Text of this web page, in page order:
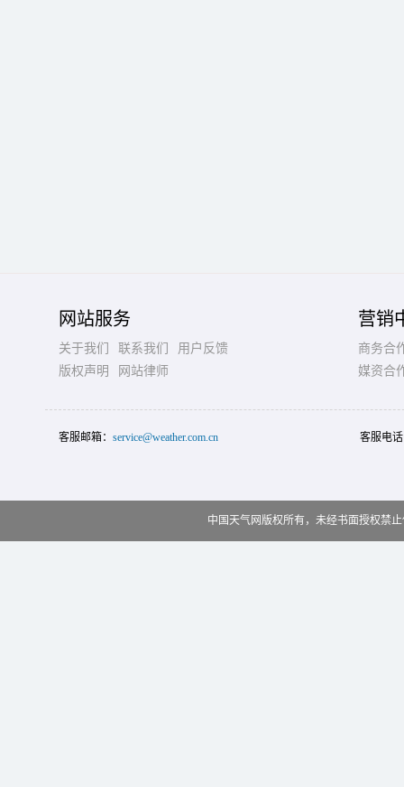
网站服务
关于我们 联系我们
用户反馈
版权声明
网站律师
营销
商务合
媒资合
客服邮箱： service@weather.com.cn 客服电
中国天气网版权所有，未经书面授权